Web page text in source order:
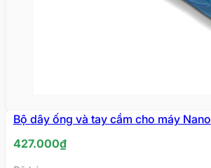
HẾT
Bộ dây ống và tay cầm cho máy Nano
427.000₫